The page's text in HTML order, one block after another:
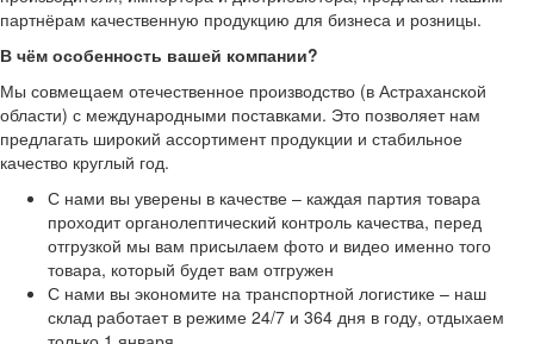
партнёрам качественную продукцию для бизнеса и розницы.
В чём особенность вашей компании?
Мы совмещаем отечественное производство (в Астраханской
области) с международными поставками. Это позволяет нам
предлагать широкий ассортимент продукции и стабильное
качество круглый год.
С нами вы уверены в качестве – каждая партия товара
проходит органолептический контроль качества, перед
отгрузкой мы вам присылаем фото и видео именно того
товара, который будет вам отгружен
С нами вы экономите на транспортной логистике – наш
склад работает в режиме 24/7 и 364 дня в году, отдыхаем